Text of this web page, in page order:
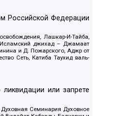
Российской Федерации
Лашкар-И-Тайба,
Исламский джихад – Джамаат
и Д. Пожарского, Аджр от
Сеть, Катиба Таухид валь-
или запрете
Семинария Духовное